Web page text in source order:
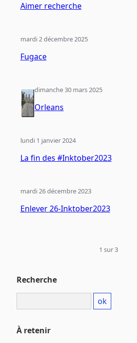
Aimer recherche
Fugace
mardi 2 décembre 2025
Orleans
dimanche 30 mars 2025
La fin des #Inktober2023
lundi 1 janvier 2024
Enlever 26-Inktober2023
mardi 26 décembre 2023
1 sur 3
Recherche
À retenir